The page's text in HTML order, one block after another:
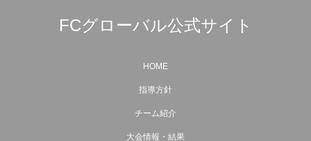
FCグローバル公式サイト
HOME
指導方針
チーム紹介
大会情報・結果